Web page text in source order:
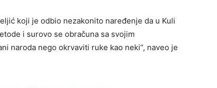
koji je odbio nezakonito naređenje da u Kuli
i surovo se obračuna sa svojim
naroda nego okrvaviti ruke kao neki”, naveo je